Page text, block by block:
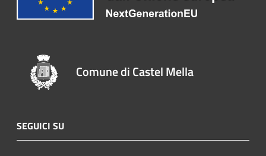
Comune di Castel Mella
SEGUICI SU